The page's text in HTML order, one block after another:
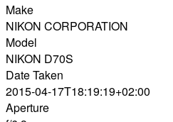
Make
NIKON CORPORATION
Model
NIKON D70S
Date Taken
2015-04-17T18:19:19+02:00
Aperture